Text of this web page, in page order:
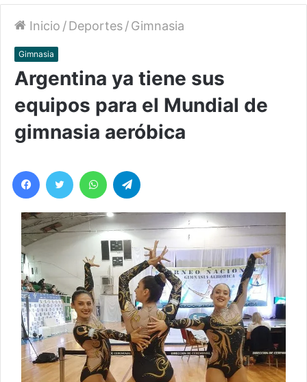
Inicio /Deportes/Gimnasia
Gimnasia
Argentina ya tiene sus
equipos para el Mundial de
gimnasia aeróbica
Facebook
Twitter WhatsApp